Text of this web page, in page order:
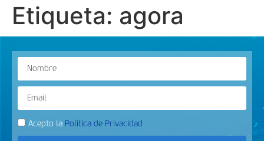
Etiqueta: agora
Acepto la Política de Privacidad